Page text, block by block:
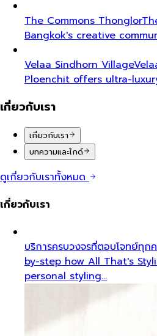
The Commons Thonglor
Bangkok's creative
Velaa Sindhorn Village
Ploenchit offers ultra-
เกี่ยวกับเรา
เกี่ยวกับเรา
บทความและไกด์
ดูเกี่ยวกับเราทั้งหมด
เกี่ยวกับเรา
บริการครบวงจรที่ตอบโจทย์ทุก
by-step how All That's
personal styling…